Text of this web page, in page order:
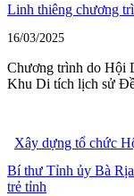
Linh thiêng chương
16/03/2025
Chương trình do Hội
Khu Di tích lịch sử
Xây dựng tổ chức
Bí thư Tỉnh ủy Bà
trẻ tỉnh